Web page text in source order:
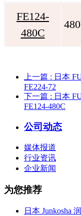
FE124-
480C
上一篇 : 日本
FE224-72
下一篇 : 日本
FE124-480C
公司动态
媒体报道
行业资讯
企业新闻
为您推荐
日本 Junkosha